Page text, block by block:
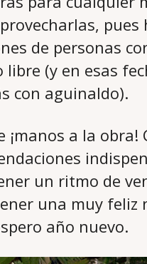
pues
de personas
libre (y en esas
con aguinaldo).
¡manos a la obra!
un ritmo de
una muy feliz
año nuevo.